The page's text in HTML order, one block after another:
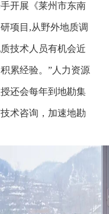
开展《莱州市东南
项目,从野外地质调
技术人员有机会近
累经验。”人力资源
还会每年到地勘集
术咨询，加速地勘